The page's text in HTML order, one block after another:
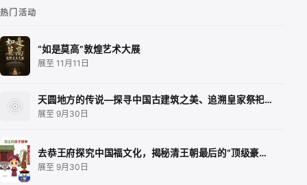
热门活动
“如是莫高”敦煌艺术大展
展至 11月11日
天圆地方的传说—探寻中国古建筑之美、追溯皇家祭祀…
展至 9月30日
去恭王府探究中国福文化，揭秘清王朝最后的“顶级豪…
展至 9月30日